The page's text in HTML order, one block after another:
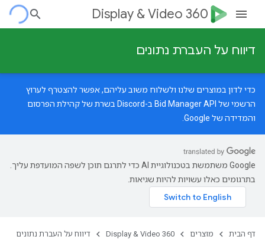
Display & Video 360
דיווח על העברת נתונים
כדי לדון במוצרים שלנו ולשלוח משוב עליהם, אפשר להצטרף לערוץ
הרשמי של Bid Manager API ב-Discord בשרת של
קהילת הפרסום
והמדידה של Google
‫Google משתמשת בטכנולוגיית AI כדי לתרגם תוכן לשפה המועדפת עליך.
בתרגומים כאלו עשויות להיות שגיאות.
דף הבית מוצרים Display & Video 360
דיווח על העברת נתונים